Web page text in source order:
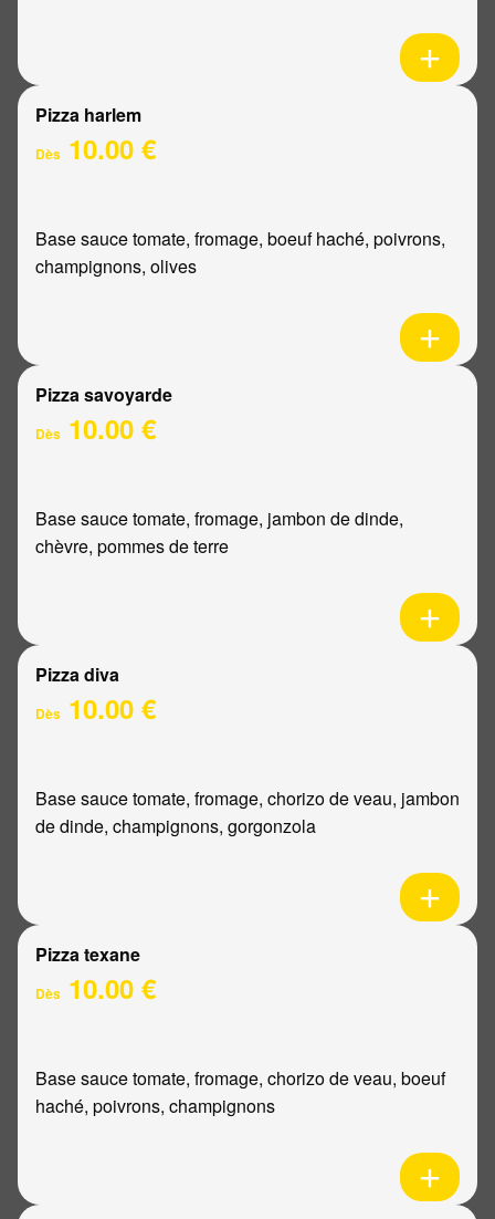
Pizza harlem
Dès 10.00 €
Base sauce tomate, fromage, boeuf haché, poivrons,
champignons, olives
Pizza savoyarde
Dès 10.00 €
Base sauce tomate, fromage, jambon de dinde,
chèvre, pommes de terre
Pizza diva
Dès 10.00 €
Base sauce tomate, fromage, chorizo de veau, jambon
de dinde, champignons, gorgonzola
Pizza texane
Dès 10.00 €
Base sauce tomate, fromage, chorizo de veau, boeuf
haché, poivrons, champignons